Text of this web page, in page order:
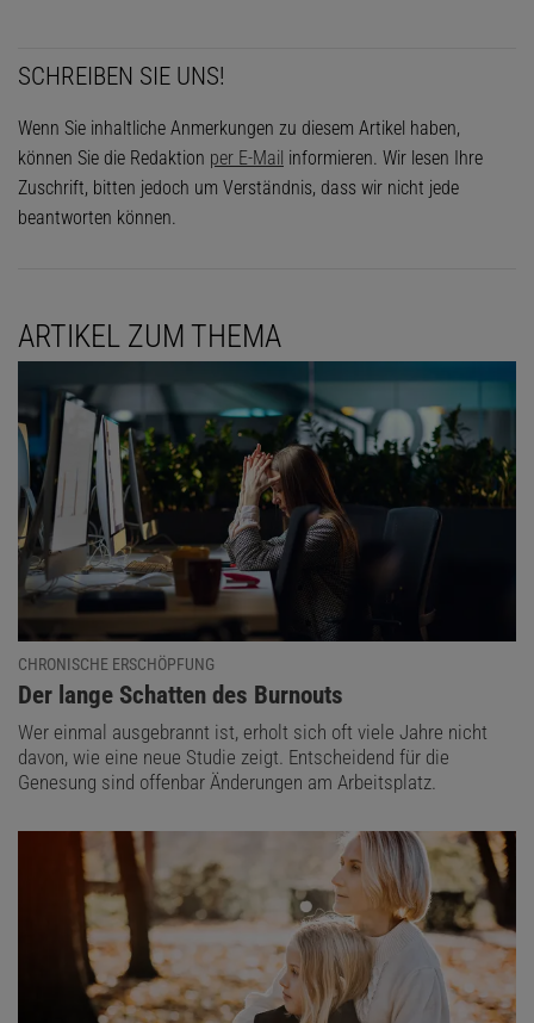
SCHREIBEN SIE UNS!
Wenn Sie inhaltliche Anmerkungen zu diesem Artikel haben,
können Sie die Redaktion per E-Mail informieren. Wir lesen Ihre
Zuschrift, bitten jedoch um Verständnis, dass wir nicht jede
beantworten können.
ARTIKEL ZUM THEMA
CHRONISCHE ERSCHÖPFUNG
:
Der lange Schatten des Burnouts
Wer einmal ausgebrannt ist, erholt sich oft viele Jahre nicht
davon, wie eine neue Studie zeigt. Entscheidend für die
Genesung sind offenbar Änderungen am Arbeitsplatz.